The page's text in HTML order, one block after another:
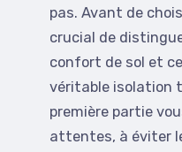
pas. Avant de
crucial de
confort de sol et
véritable isolation
première partie
attentes, à éviter